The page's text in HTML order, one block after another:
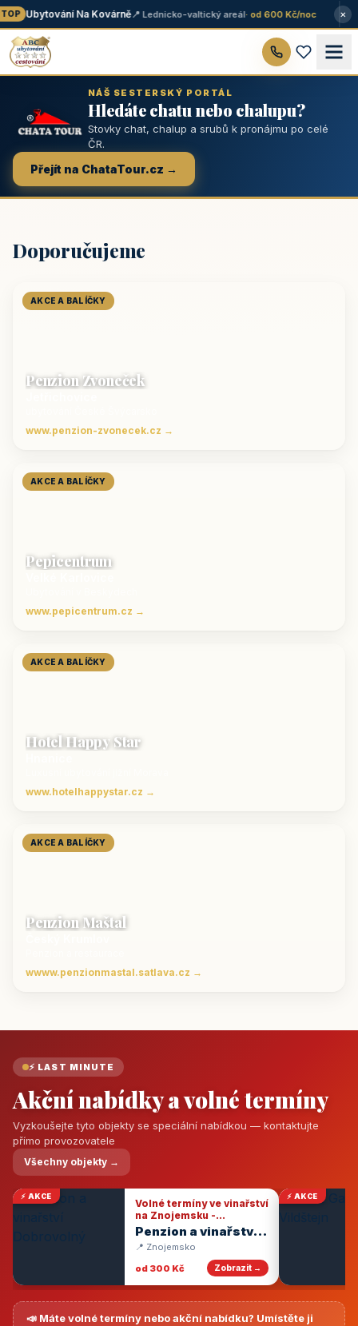
Ubytování Na Kovárně📍 Lednicko-valtický areál· od 600 Kč/noc ×
NÁŠ SESTERSKÝ PORTÁL
Hledáte chatu nebo chalupu?
Stovky chat, chalup a srubů k pronájmu po celé
ČR.
Přejít na ChataTour.cz →
Doporučujeme
AKCE A BALÍČKY
Penzion Zvoneček
www.penzion-zvonecek.cz →
AKCE A BALÍČKY
Pepicentrum
www.pepicentrum.cz →
AKCE A BALÍČKY
Hotel Happy Star
www.hotelhappystar.cz →
AKCE A BALÍČKY
Penzion Maštal
wwww.penzionmastal.satlava.cz →
⚡ LAST MINUTE
Akční nabídky a volné termíny
Vyzkoušejte tyto objekty se speciální nabídkou — kontaktujte
přímo provozovatele
Všechny objekty →
⚡ AKCE
Volné termíny ve vinařství
na Znojemsku -
degustace vín
Penzion a vinařství
Dobrovolný
📍 Znojemsko
od 300 Kč
Zobrazit →
⚡ AKCE
📣 Máte volné termíny nebo akční nabídku? Umístěte ji